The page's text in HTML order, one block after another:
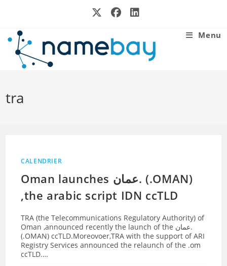
Menu
tra
CALENDRIER
Oman launches عمان. (.OMAN)
,the arabic script IDN ccTLD
TRA (the Telecommunications Regulatory Authority) of
Oman ,announced recently the launch of the عمان.
(.OMAN) ccTLD.Moreovoer,TRA with the support of ARI
Registry Services announced the relaunch of the .om
ccTLD.…